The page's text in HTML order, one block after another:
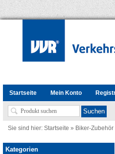
Startseite Mein Konto
Sie sind hier: Startseite » Biker-Zubehör
Kategorien